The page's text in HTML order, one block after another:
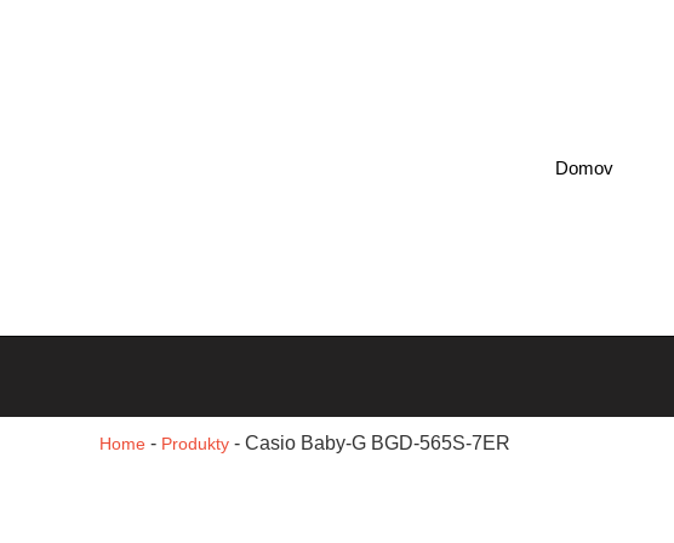
Domov
Home - Produkty - Casio Baby-G BGD-565S-7ER